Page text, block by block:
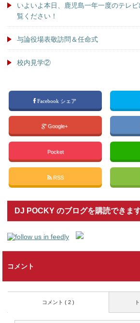
いよいよ本日、鹿児島一年一度のテレ
覧ください！
与論役場表敬訪問＆任命式
校内見学②
Facebook シェア
Google+
Pocket
RSS
DJ POCKY のブログを購読できま
コメント
コメント ( 2 )